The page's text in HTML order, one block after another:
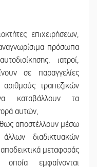
επιχειρήσεων,
πρόσωπα
ιατροί,
σε παραγγελίες
τραπεζικών
καταβάλλουν τα
αυτών,
αποστέλλουν μέσω
διαδικτυακών
μεταφοράς
εμφαίνονται